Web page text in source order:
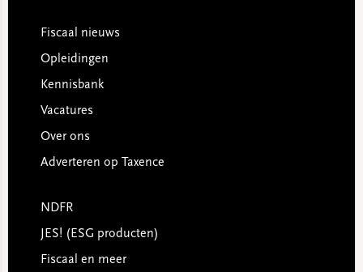
Footer
Fiscaal nieuws
Opleidingen
Kennisbank
Vacatures
Over ons
Adverteren op Taxence
NDFR
JES! (ESG producten)
Fiscaal en meer